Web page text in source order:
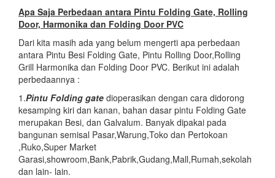
Apa Saja Perbedaan antara Pintu Folding Gate, Rolling
Door, Harmonika dan Folding Door PVC
Dari kita masih ada yang belum mengerti apa perbedaan
antara Pintu Besi Folding Gate, Pintu Rolling Door,Rolling
Grill Harmonika dan Folding Door PVC. Berikut ini adalah
perbedaannya :
1.Pintu Folding gate dioperasikan dengan cara didorong
kesamping kiri dan kanan, bahan dasar pintu Folding Gate
merupakan Besi, dan Galvalum. Banyak dipakai pada
bangunan semisal Pasar,Warung,Toko dan Pertokoan
,Ruko,Super Market
Garasi,showroom,Bank,Pabrik,Gudang,Mall,Rumah,sekolah
dan lain- lain.